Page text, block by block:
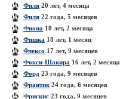
Филя 20 лет, 4 месяца
Филя 22 года, 5 месяцев
Фиона 18 лет, 2 месяца
Фишка 18 лет, 1 месяц
Флексо 17 лет, 9 месяцев
Фокси-Шакира 16 лет, 2 месяца
Форд 23 года, 9 месяцев
Франтик 24 года, 6 месяцев
Фрискис 23 года, 9 месяцев